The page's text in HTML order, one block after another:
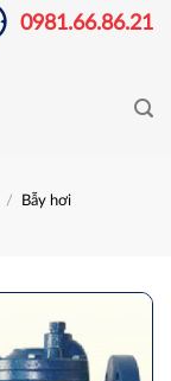
0981.66.86.21
/ Bẫy hơi